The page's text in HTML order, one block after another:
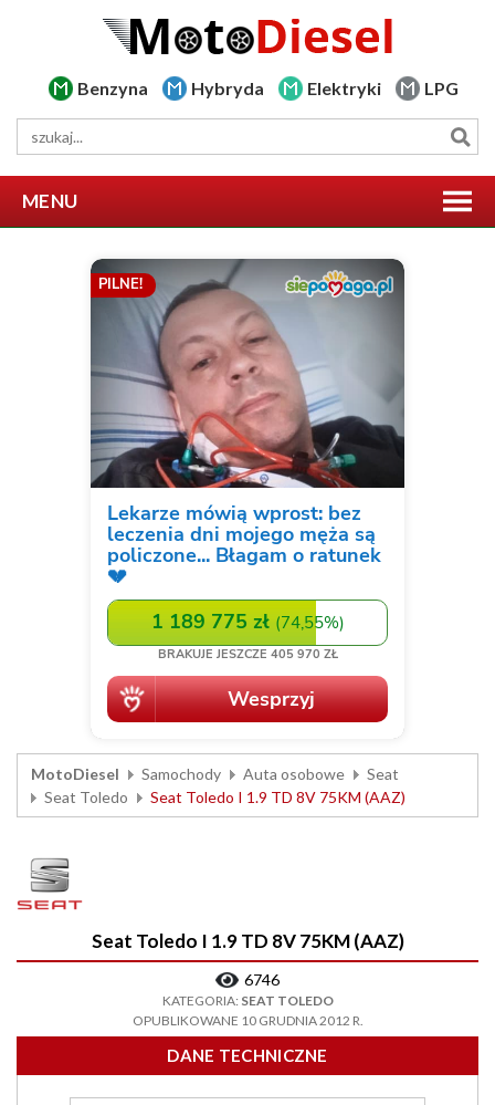
Benzyna Hybryda Elektryki LPG
MENU
MotoDiesel Samochody Auta osobowe
Seat
Seat Toledo
Seat Toledo I 1.9 TD 8V 75KM (AAZ)
Seat Toledo I 1.9 TD 8V 75KM (AAZ)
6746
KATEGORIA: SEAT TOLEDO
OPUBLIKOWANE 10 GRUDNIA 2012 R.
DANE TECHNICZNE